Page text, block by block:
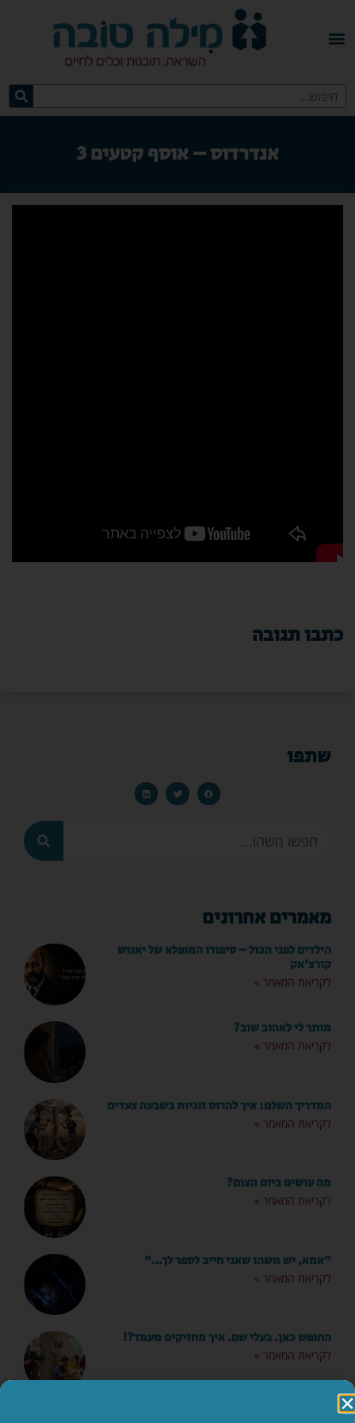
אנדרדוס – אוסף קטעים 3
כתבו תגובה
שתפו
מאמרים אחרונים
הילדים לפני הכול – סיפורו המופלא של יאנוש
קורצ'אק
לקריאת המאמר »
מותר לי לאהוב שוב?
לקריאת המאמר »
המדריך השלם: איך להרוס זוגיות בשבעה צעדים
לקריאת המאמר »
מה עושים ביום הצום?
לקריאת המאמר »
"אמא, יש משהו שאני חייב לספר לך…"
לקריאת המאמר »
החופש כאן. בעלי שם. איך מחזיקים מעמד?!
לקריאת המאמר »